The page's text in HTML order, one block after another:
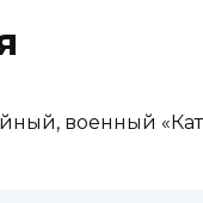
военный